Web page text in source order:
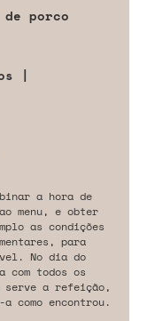
porco
|
a hora de
menu, e obter
as condições
para
No dia do
com todos os
serve a refeição,
como encontrou.